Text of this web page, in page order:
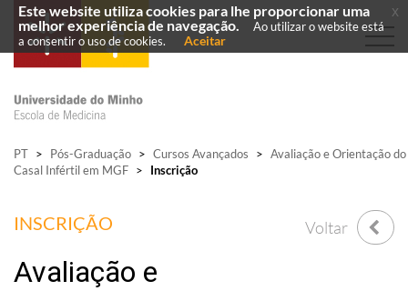
PT > Pós-Graduação > Cursos Avançados > Avaliação e Orientação do
Casal Infértil em MGF > Inscrição
INSCRIÇÃO Voltar
Este website utiliza cookies para lhe proporcionar uma
melhor experiência de navegação.
Ao utilizar o website está
a consentir o uso de cookies.
Aceitar
x